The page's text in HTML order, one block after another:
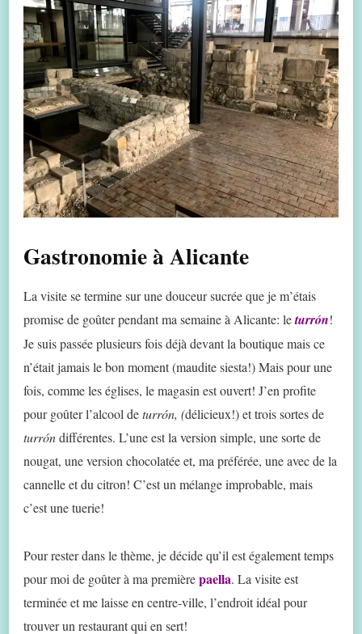
Gastronomie à Alicante
La visite se termine sur une douceur sucrée que je m’étais
promise de goûter pendant ma semaine à Alicante: leturrón!
Je suis passée plusieurs fois déjà devant la boutique mais ce
n’était jamais le bon moment (maudite siesta!) Mais pour une
fois, comme les églises, le magasin est ouvert! J’en profite
pour goûter l’alcool deturrón, (délicieux!) et trois sortes de
turróndifférentes. L’une est la version simple, une sorte de
nougat, une version chocolatée et, ma préférée, une avec de la
cannelle et du citron! C’est un mélange improbable, mais
c’est une tuerie!
Pour rester dans le thème, je décide qu’il est également temps
pour moi de goûter à ma premièrepaella. La visite est
terminée et me laisse en centre-ville, l’endroit idéal pour
trouver un restaurant qui en sert!